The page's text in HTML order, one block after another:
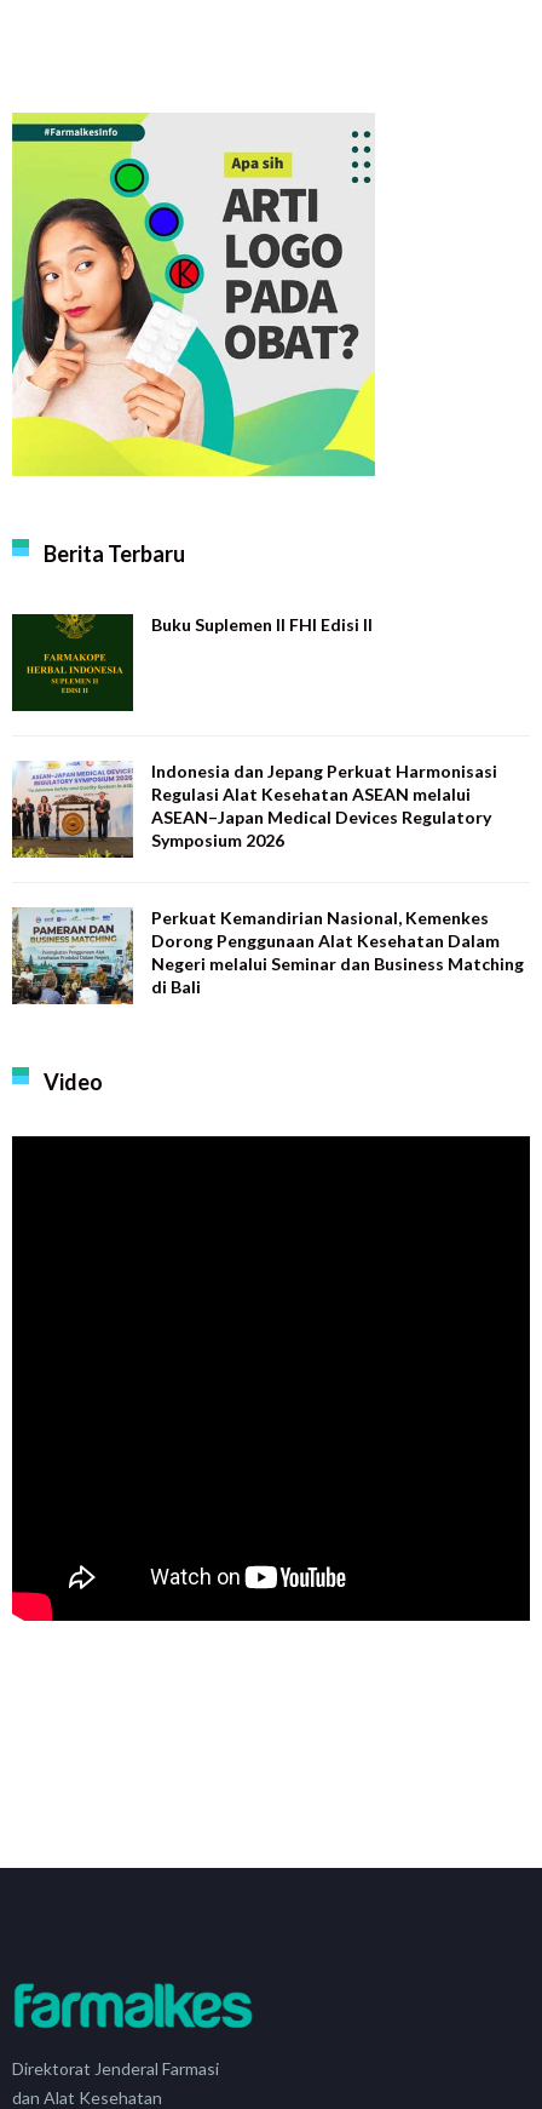
Berita Terbaru
Buku Suplemen II FHI Edisi II
Indonesia dan Jepang Perkuat Harmonisasi
Regulasi Alat Kesehatan ASEAN melalui
ASEAN–Japan Medical Devices Regulatory
Symposium 2026
Perkuat Kemandirian Nasional, Kemenkes
Dorong Penggunaan Alat Kesehatan Dalam
Negeri melalui Seminar dan Business Matching
di Bali
Video
Direktorat Jenderal Farmasi
dan Alat Kesehatan